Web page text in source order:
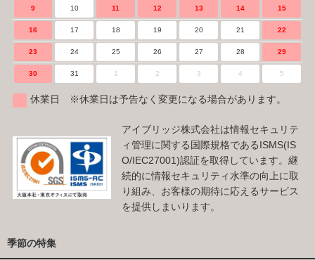
9 10 11 12 13 14 15
16 17 18 19 20 21 22
23 24 25 26 27 28 29
30 31 1 2 3 4 5
休業日 ※休業日は予告なく変更になる場合があります。
アイブリッジ株式会社は情報セキュリテ
ィ管理に関する国際規格であるISMS(IS
O/IEC27001)認証を取得しています。継
続的に情報セキュリティ水準の向上に取
り組み、お客様の期待に応えるサービス
を提供しまいります。
季節の特集